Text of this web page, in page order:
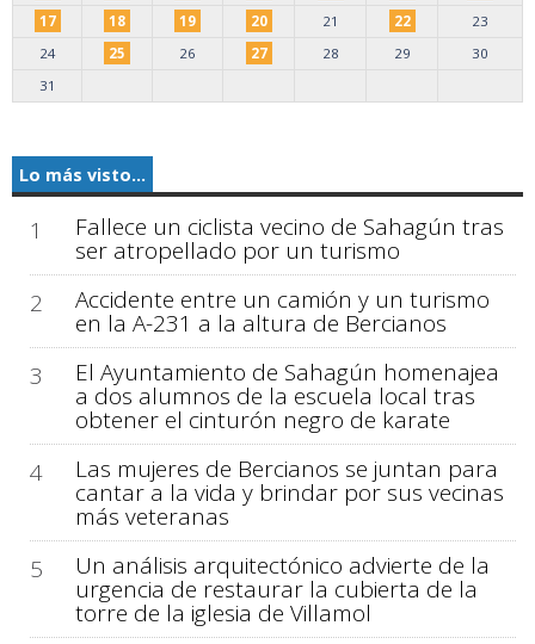
17
18 19 20 21 22
23
24
25 26 27 28 29
30
31
Lo más visto...
1 Fallece un ciclista vecino de Sahagún tras
ser atropellado por un turismo
2
Accidente entre un camión y un turismo
en la A-231 a la altura de Bercianos
3
El Ayuntamiento de Sahagún homenajea
a dos alumnos de la escuela local tras
obtener el cinturón negro de karate
4
Las mujeres de Bercianos se juntan para
cantar a la vida y brindar por sus vecinas
más veteranas
5
Un análisis arquitectónico advierte de la
urgencia de restaurar la cubierta de la
torre de la iglesia de Villamol